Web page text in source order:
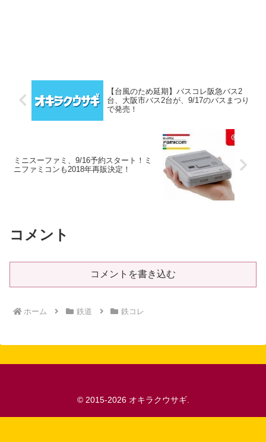
【台風のため延期】バスコレ阪急バス2
台、大阪市バス2台が、9/17のバスまつり
で発売！
ミニスーファミ、9/16予約スタート！ミ
ニファミコンも2018年再販決定！
コメント
コメントを書き込む
ホーム 鉄道 鉄コレ
© 2015-2026 オキラクウサギ.